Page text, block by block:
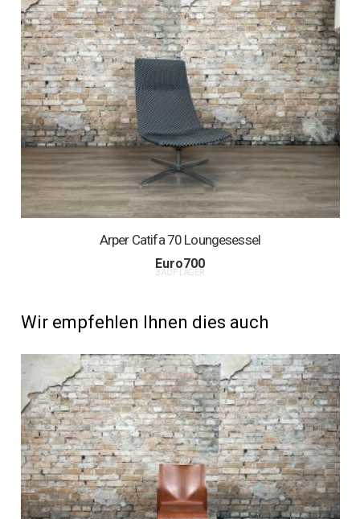
Arper Catifa 70 Loungesessel
Euro700
3 AUF LAGER
Wir empfehlen Ihnen dies auch